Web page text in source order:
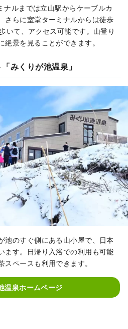
ルまでは立山駅からケーブルカ
さらに室堂ターミナルからは徒歩
いて、アクセス可能です。山登り
景を見ることができます。
みくりが池温泉」
池のすぐ側にある山小屋で、日本
ます。日帰り入浴での利用も可能
ペースも利用できます。
温泉ホームページ